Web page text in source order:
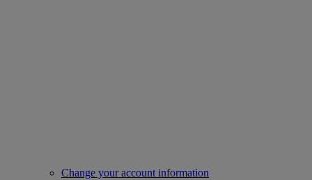
Change your account information